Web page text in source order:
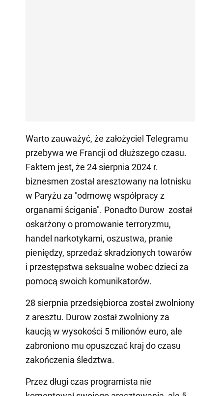
Warto zauważyć, że założyciel Telegramu
przebywa we Francji od dłuższego czasu.
Faktem jest, że 24 sierpnia 2024 r.
biznesmen został aresztowany na lotnisku
w Paryżu za "odmowę współpracy z
organami ścigania". Ponadto Durow został
oskarżony o promowanie terroryzmu,
handel narkotykami, oszustwa, pranie
pieniędzy, sprzedaż skradzionych towarów
i przestępstwa seksualne wobec dzieci za
pomocą swoich komunikatorów.
28 sierpnia przedsiębiorca został zwolniony
z aresztu. Durow został zwolniony za
kaucją w wysokości 5 milionów euro, ale
zabroniono mu opuszczać kraj do czasu
zakończenia śledztwa.
Przez długi czas programista nie